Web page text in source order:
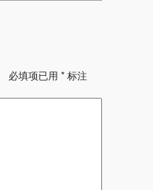
必填项已用 *标注